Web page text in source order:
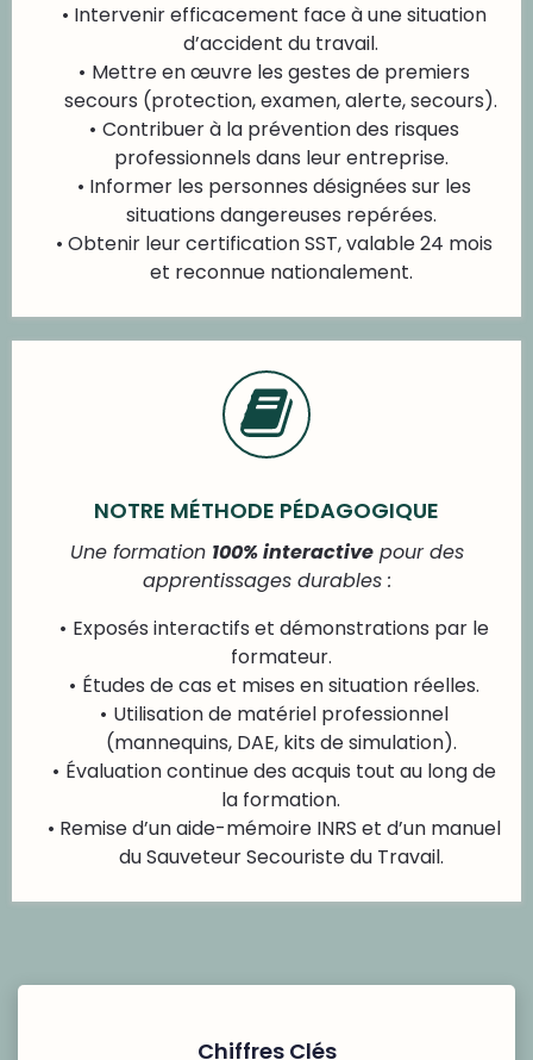
Intervenir efficacement face à une situation
d’accident du travail.
Mettre en œuvre les gestes de premiers
secours (protection, examen, alerte, secours).
Contribuer à la prévention des risques
professionnels dans leur entreprise.
Informer les personnes désignées sur les
situations dangereuses repérées.
Obtenir leur certification SST, valable 24 mois
et reconnue nationalement.
NOTRE MÉTHODE PÉDAGOGIQUE
Une formation 100% interactivepour des
apprentissages durables :
Exposés interactifs et démonstrations par le
formateur.
Études de cas et mises en situation réelles.
Utilisation de matériel professionnel
(mannequins, DAE, kits de simulation).
Évaluation continue des acquis tout au long de
la formation.
Remise d’un aide-mémoire INRS et d’un manuel
du Sauveteur Secouriste du Travail.
Chiffres Clés